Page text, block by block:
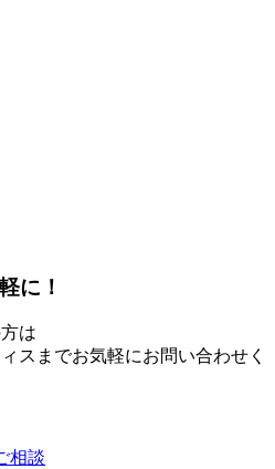
に！
は
スまでお気軽にお問い合わせく
相談